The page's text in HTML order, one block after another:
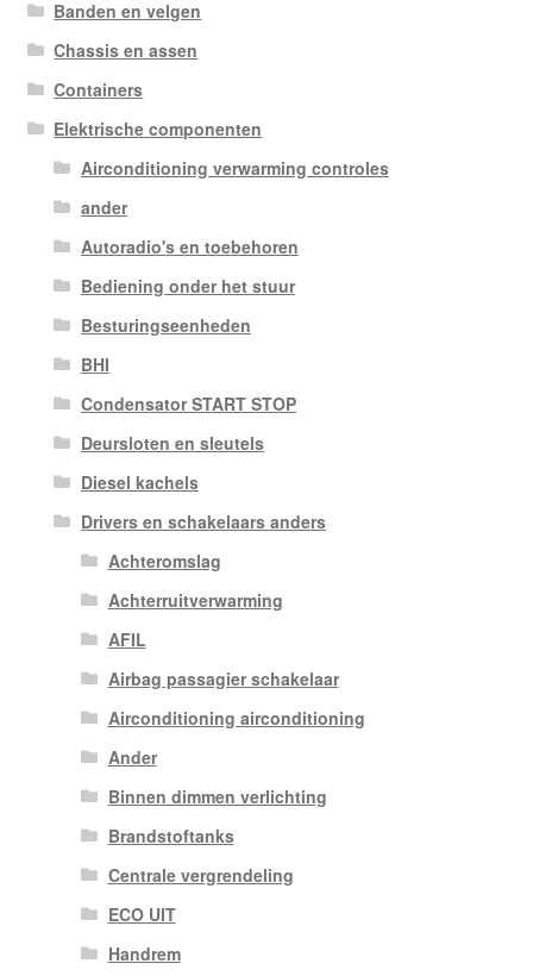
Banden en velgen
Chassis en assen
Containers
Elektrische componenten
Airconditioning verwarming controles
ander
Autoradio's en toebehoren
Bediening onder het stuur
Besturingseenheden
BHI
Condensator START STOP
Deursloten en sleutels
Diesel kachels
Drivers en schakelaars anders
Achteromslag
Achterruitverwarming
AFIL
Airbag passagier schakelaar
Airconditioning airconditioning
Ander
Binnen dimmen verlichting
Brandstoftanks
Centrale vergrendeling
ECO UIT
Handrem